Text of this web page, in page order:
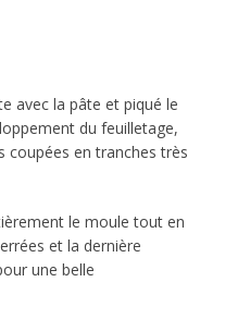
avec la pâte et piqué le
du feuilletage,
coupées en tranches très
le moule tout en
et la dernière
une belle